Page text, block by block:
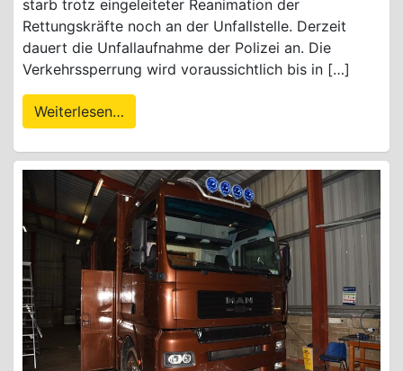
starb trotz eingeleiteter Reanimation der
Rettungskräfte noch an der Unfallstelle. Derzeit
dauert die Unfallaufnahme der Polizei an. Die
Verkehrssperrung wird voraussichtlich bis in […]
Weiterlesen…